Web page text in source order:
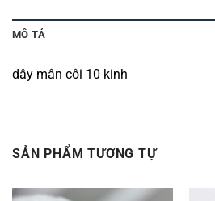
MÔ TẢ
dây mân côi 10 kinh
SẢN PHẨM TƯƠNG TỰ